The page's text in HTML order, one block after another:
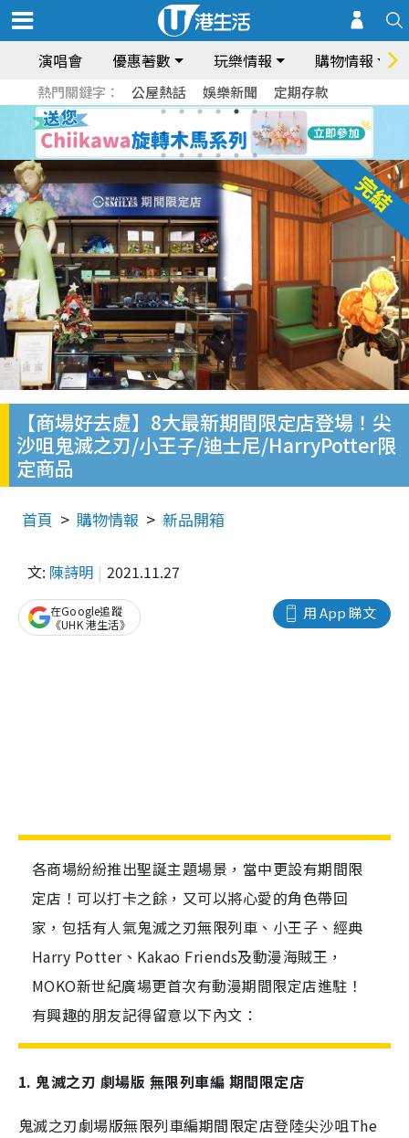
演唱會 優惠著數 玩樂情報 購物情報
熱門關鍵字： 公屋熱話 娛樂新聞 定期存款
【商場好去處】8大最新期間限定店登場！尖
沙咀鬼滅之刃/小王子/迪士尼/HarryPotter限
定商品
首頁 購物情報 新品開箱
文: 陳詩明 2021.11.27
用 App 睇文
在Google追蹤
《UHK 港生活》
各商場紛紛推出聖誕主題場景，當中更設有期間限
定店！可以打卡之餘，又可以將心愛的角色帶回
家，包括有人氣鬼滅之刃無限列車、小王子、經典
Harry Potter、Kakao Friends及動漫海賊王，
MOKO新世紀廣場更首次有動漫期間限定店進駐！
有興趣的朋友記得留意以下內文：
1. 鬼滅之刃 劇場版 無限列車編 期間限定店
鬼滅之刃劇場版無限列車編期間限定店登陸尖沙咀The